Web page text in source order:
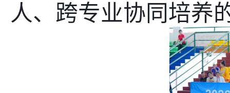
人、跨专业协同培养